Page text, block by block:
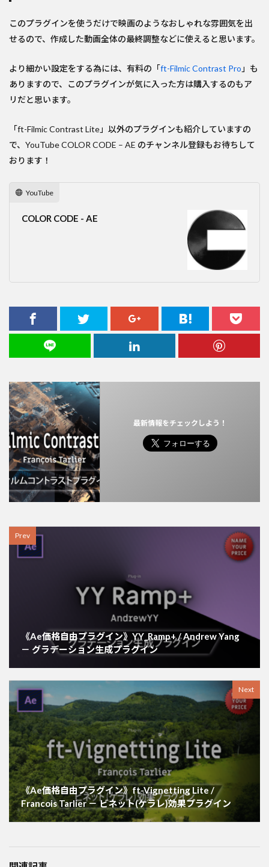
このプラグインを使うだけで映画のようなおしゃれな雰囲気を出
せるので、作成した動画全体の最終調整などに使えると思います。
より細かい設定をする為には、有料の「ft-Filmic Contrast Pro 」も
ありますので、このプラグインが気に入った方は購入するのもア
リだと思います。
「ft-Filmic Contrast Lite」以外のプラグインも紹介していますの
で、YouTube COLOR CODE – AE のチャンネル登録もお待ちして
おります！
YouTube
COLOR CODE - AE
最新情報をチェックしよう！
Prev
《Ae価格自由プラグイン》YY_Ramp+ / Andrew Yang
－ グラデーション生成プラグイン
Next
《Ae価格自由プラグイン》ft-Vignetting Lite /
Francois Tarlier － ビネット(ケラレ)効果プラグイン